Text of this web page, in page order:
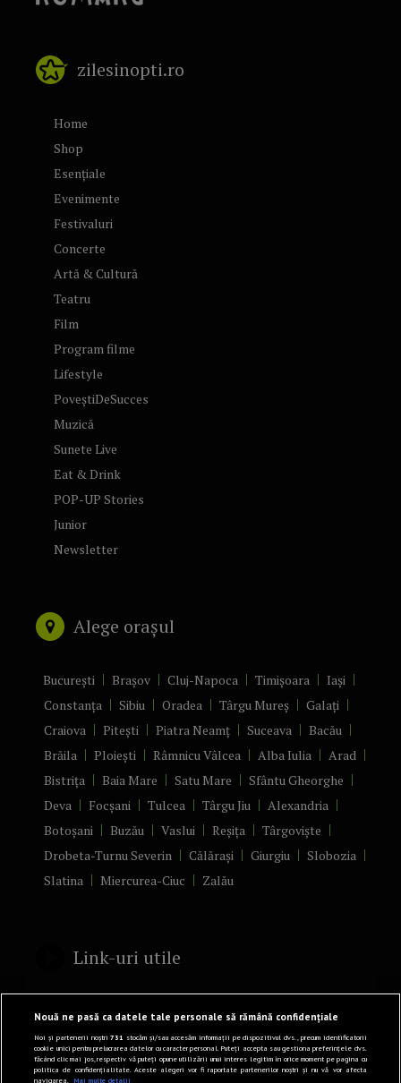
zilesinopti.ro
Home
Shop
Esențiale
Evenimente
Festivaluri
Concerte
Artă & Cultură
Teatru
Film
Program filme
Lifestyle
PoveștiDeSucces
Muzică
Sunete Live
Eat & Drink
POP-UP Stories
Junior
Newsletter
Alege orașul
București Brașov Cluj-Napoca Timișoara
Iași
Constanța
Sibiu Oradea Târgu Mureș
Galați
Craiova
Pitești Piatra Neamț Suceava
Bacău
Brăila
Ploiești Râmnicu Vâlcea Alba Iulia
Arad
Bistrița
Baia Mare Satu Mare
Sfântu Gheorghe
Deva
Focșani Tulcea Târgu Jiu
Alexandria
Botoșani
Buzău Vaslui Reșița
Târgoviște
Drobeta-Turnu Severin
Călărași Giurgiu
Slobozia
Slatina
Miercurea-Ciuc Zalău
Link-uri utile
Politică de confidențialitate
Termeni și Condiții
Mediakit Zile si Nopti
Nouă ne pasă ca datele tale personale să rămână confidențiale
Noi și partenerii noștri731 stocăm și/sau accesăm informații pe dispozitivul dvs., precum identificatorii
cookie unici pentru prelucrarea datelor cu caracter personal. Puteți accepta sau gestiona preferințele dvs.
făcând clic mai jos, respectiv vă puteți opune utilizării unui interes legitim în orice moment pe pagina cu
politica de confidențialitate. Aceste alegeri vor fi raportate partenerilor noștri și nu vă vor afecta
navigarea. Mai multe detalii